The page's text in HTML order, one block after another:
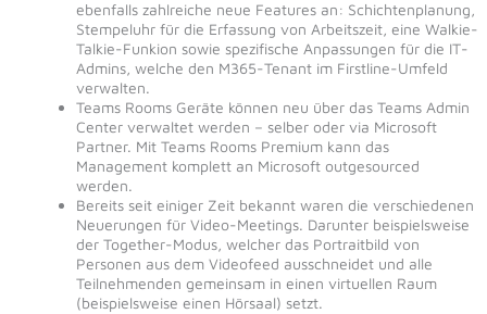
ebenfalls zahlreiche neue Features an: Schichtenplanung,
Stempeluhr für die Erfassung von Arbeitszeit, eine Walkie-
Talkie-Funkion sowie spezifische Anpassungen für die IT-
Admins, welche den M365-Tenant im Firstline-Umfeld
verwalten.
Teams Rooms Geräte können neu über das Teams Admin
Center verwaltet werden – selber oder via Microsoft
Partner. Mit Teams Rooms Premium kann das
Management komplett an Microsoft outgesourced
werden.
Bereits seit einiger Zeit bekannt waren die verschiedenen
Neuerungen für Video-Meetings. Darunter beispielsweise
der Together-Modus, welcher das Portraitbild von
Personen aus dem Videofeed ausschneidet und alle
Teilnehmenden gemeinsam in einen virtuellen Raum
(beispielsweise einen Hörsaal) setzt.